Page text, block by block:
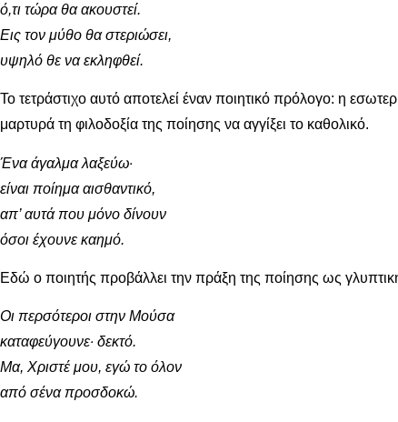
ό,τι τώρα θα ακουστεί.
Εις τον μύθο θα στεριώσει,
υψηλό θε να εκληφθεί.
Το τετράστιχο αυτό αποτελεί έναν ποιητικό πρόλογο: η
μαρτυρά τη φιλοδοξία της ποίησης να αγγίξει το καθολικό.
Ένα άγαλμα λαξεύω·
είναι ποίημα αισθαντικό,
απ’ αυτά που μόνο δίνουν
όσοι έχουνε καημό.
Εδώ ο ποιητής προβάλλει την πράξη της ποίησης ως
Οι περσότεροι στην Μούσα
καταφεύγουνε· δεκτό.
Μα, Χριστέ μου, εγώ το όλον
από σένα προσδοκώ.